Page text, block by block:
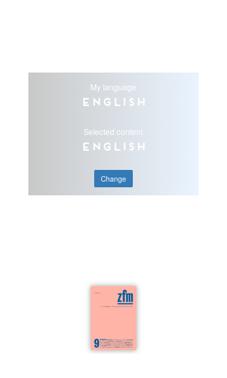
My language
English
Selected content
English
Change